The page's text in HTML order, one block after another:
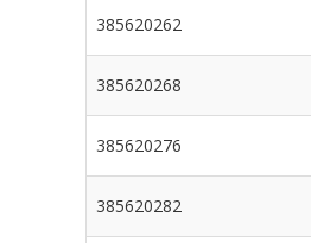
385620262
385620268
385620276
385620282